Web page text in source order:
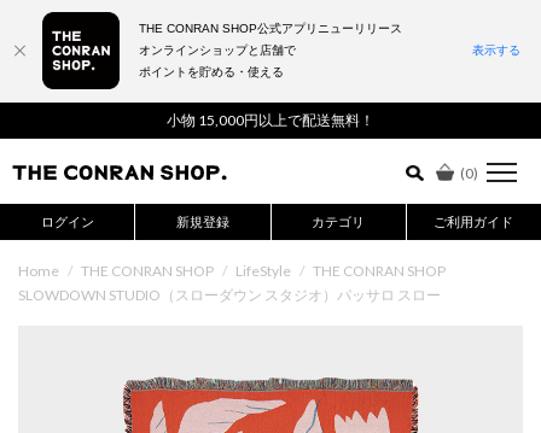
小物 15,000円以上で配送無料！
(0)
ログイン 新規登録 カテゴリ ご利用ガイド
詳細検索はこちら
Home / THE CONRAN SHOP / LifeStyle / THE CONRAN SHOP
SLOWDOWN STUDIO（スローダウン スタジオ）パッサロ スロー
THE CONRAN SHOP公式アプリニューリリース
オンラインショップと店舗で
ポイントを貯める・使える
表示する